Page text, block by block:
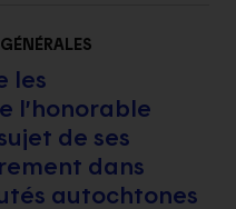
les
l’honorable
de ses
dans
autochtones